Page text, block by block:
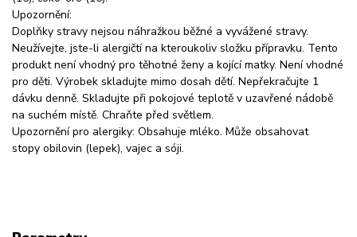
Upozornění:
Doplňky stravy nejsou náhražkou běžné a vyvážené stravy.
Neužívejte, jste-li alergičtí na kteroukoliv složku přípravku. Tento
produkt není vhodný pro těhotné ženy a kojící matky. Není vhodné
pro děti. Výrobek skladujte mimo dosah dětí. Nepřekračujte 1
dávku denně. Skladujte při pokojové teplotě v uzavřené nádobě
na suchém místě. Chraňte před světlem.
Upozornění pro alergiky: Obsahuje mléko. Může obsahovat
stopy obilovin (lepek), vajec a sóji.